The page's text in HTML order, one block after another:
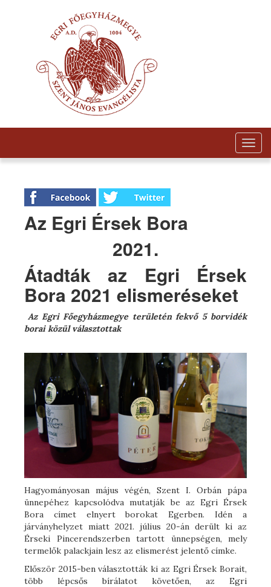
Az Egri Érsek Bora
2021.
Átadták az Egri Érsek
Bora 2021 elismeréseket
Az Egri Főegyházmegye területén fekvő 5 borvidék
borai közül választottak
Hagyományosan május végén, Szent I. Orbán pápa
ünnepéhez kapcsolódva mutatják be az Egri Érsek
Bora címet elnyert borokat Egerben. Idén a
járványhelyzet miatt 2021. július 20-án derült ki az
Érseki Pincerendszerben tartott ünnepségen, mely
termelők palackjain lesz az elismerést jelentő címke.
Először 2015-ben választották ki az Egri Érsek Borait,
több lépcsős bírálatot követően, az Egri